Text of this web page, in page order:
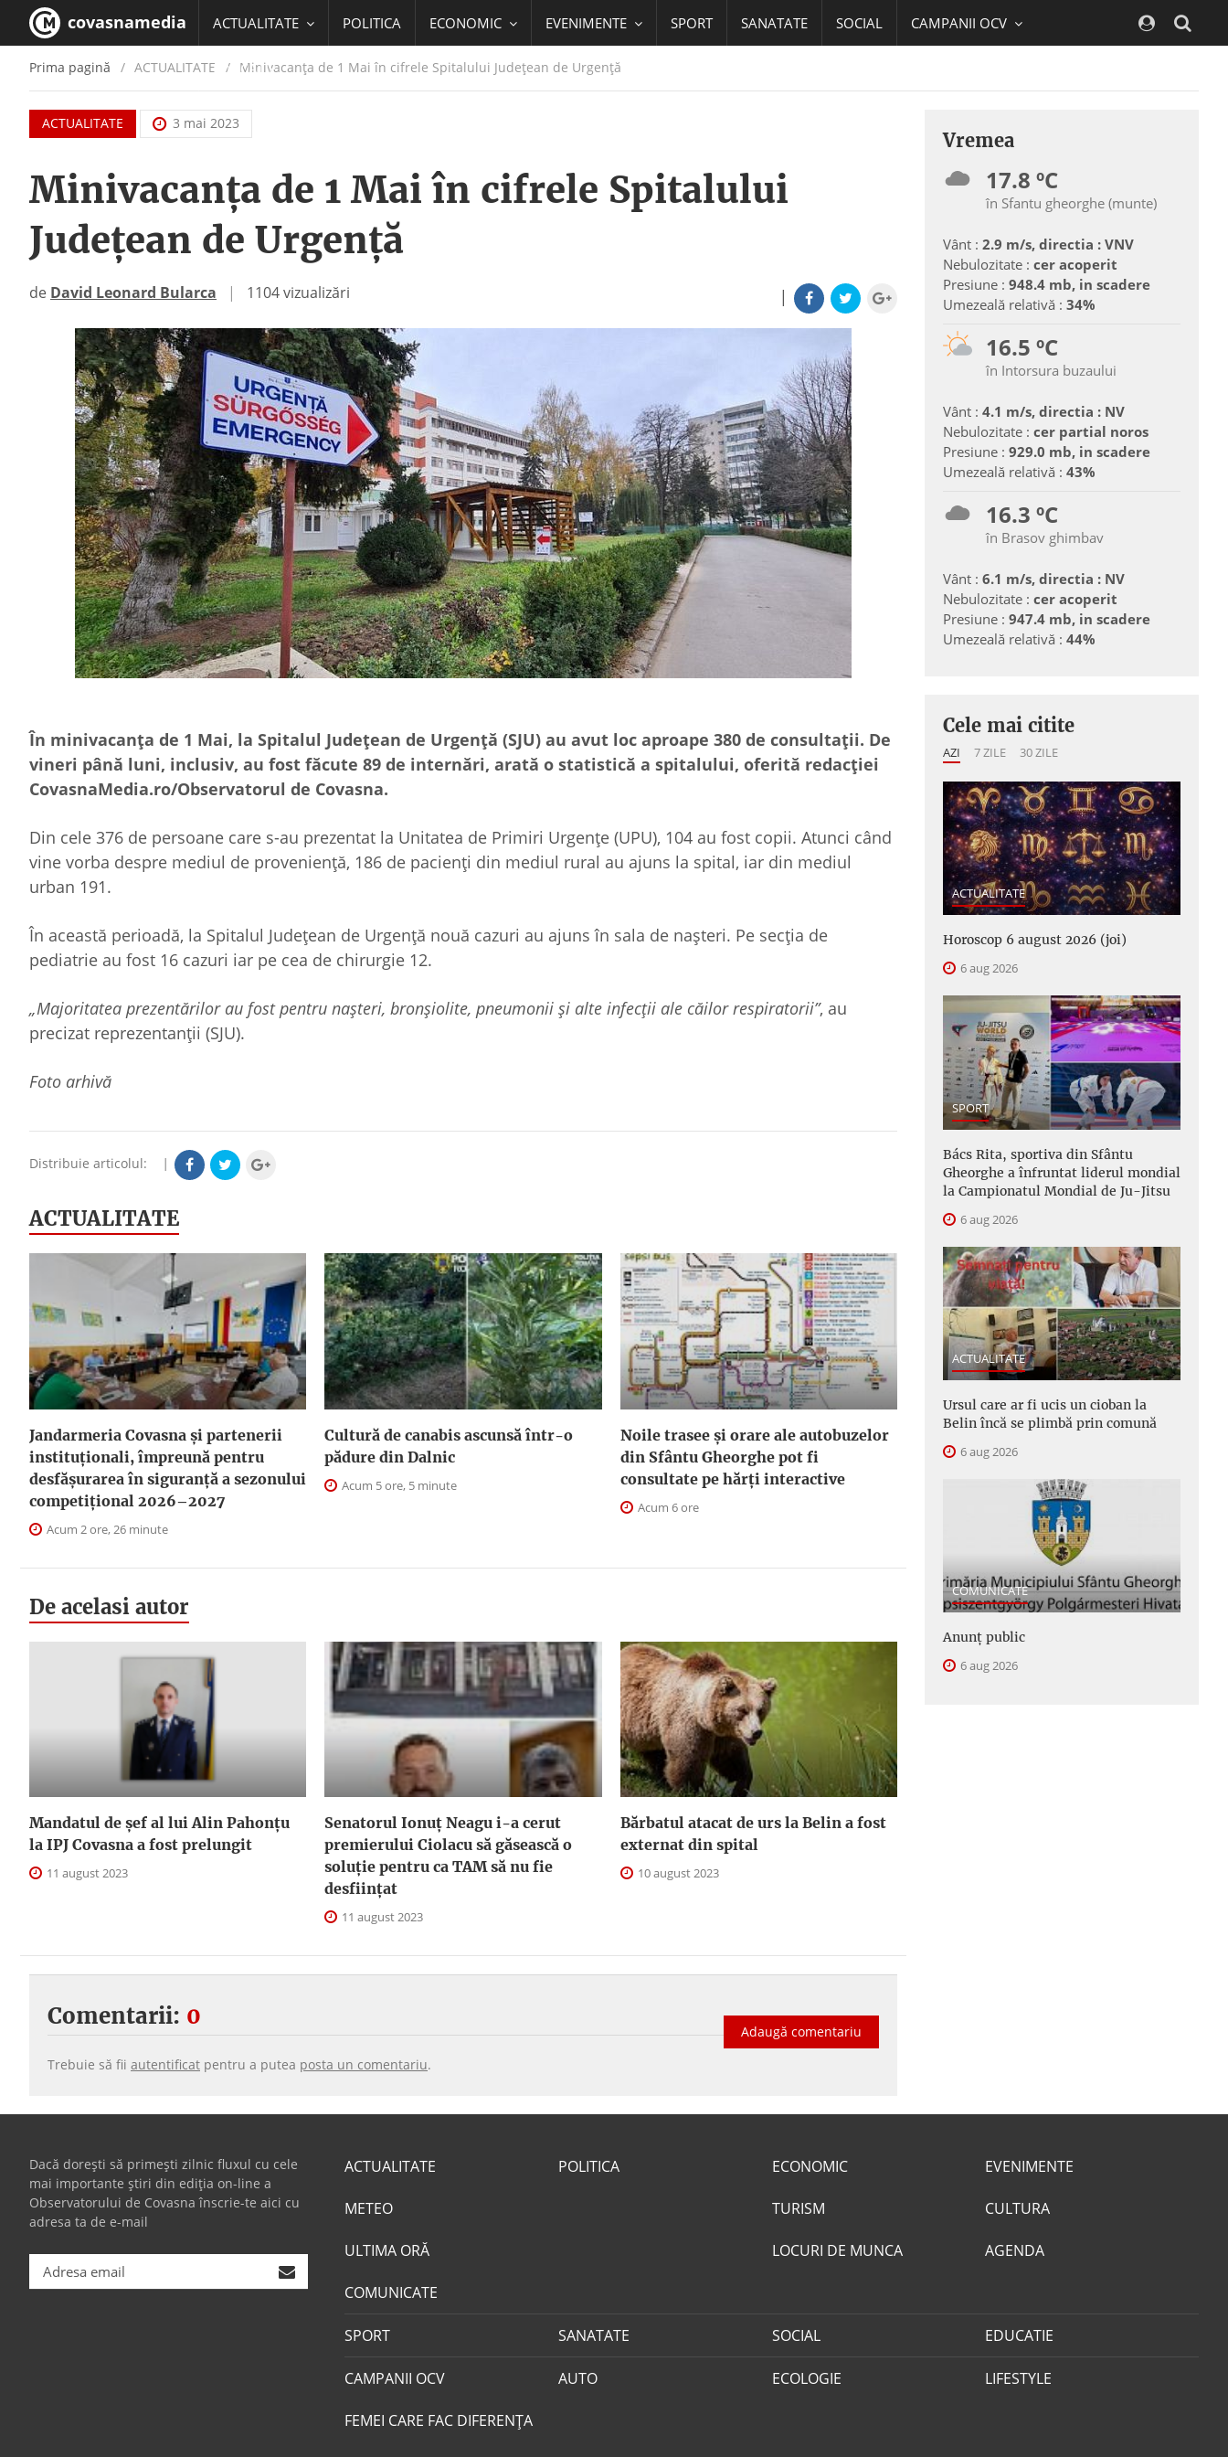
covasnamedia ACTUALITATE POLITICA ECONOMIC EVENIMENTE SPORT SANATATE SOCIAL CAMPANII OCV
EDUCATIE
Prima pagină ACTUALITATE / Minivacanța de 1 Mai în cifrele Spitalului Județean de Urgență
ACTUALITATE 3 mai 2023
Minivacanța de 1 Mai în cifrele Spitalului
Județean de Urgență
|
de David Leonard Bularca | 1104 vizualizări
În minivacanța de 1 Mai, la Spitalul Județean de Urgență (SJU) au avut loc aproape 380 de consultații. De
vineri până luni, inclusiv, au fost făcute 89 de internări, arată o statistică a spitalului, oferită redacției
CovasnaMedia.ro/Observatorul de Covasna.
Din cele 376 de persoane care s-au prezentat la Unitatea de Primiri Urgențe (UPU), 104 au fost copii. Atunci când
vine vorba despre mediul de proveniență, 186 de pacienți din mediul rural au ajuns la spital, iar din mediul
urban 191.
În această perioadă, la Spitalul Județean de Urgență nouă cazuri au ajuns în sala de nașteri. Pe secția de
pediatrie au fost 16 cazuri iar pe cea de chirurgie 12.
„Majoritatea prezentărilor au fost pentru nașteri, bronșiolite, pneumonii și alte infecții ale căilor respiratorii”, au
precizat reprezentanții (SJU).
Foto arhivă
Distribuie articolul: |
ACTUALITATE
Jandarmeria Covasna și partenerii
instituționali, împreună pentru
desfășurarea în siguranță a sezonului
competițional 2026–2027
Acum 2 ore, 26 minute
Cultură de canabis ascunsă într-o
pădure din Dalnic
Acum 5 ore, 5 minute
Noile trasee și orare ale autobuzelor
din Sfântu Gheorghe pot fi
consultate pe hărți interactive
Acum 6 ore
De acelasi autor
Mandatul de șef al lui Alin Pahonțu
la IPJ Covasna a fost prelungit
11 august 2023
Senatorul Ionuț Neagu i-a cerut
premierului Ciolacu să găsească o
soluție pentru ca TAM să nu fie
desființat
11 august 2023
Bărbatul atacat de urs la Belin a fost
externat din spital
10 august 2023
Comentarii: 0
Adaugă comentariu
Trebuie să fii autentificat pentru a putea posta un comentariu.
Vremea
17.8 ºC
în Sfantu gheorghe (munte)
Vânt : 2.9 m/s, directia : VNV
Nebulozitate : cer acoperit
Presiune : 948.4 mb, in scadere
Umezeală relativă : 34%
16.5 ºC
în Intorsura buzaului
Vânt : 4.1 m/s, directia : NV
Nebulozitate : cer partial noros
Presiune : 929.0 mb, in scadere
Umezeală relativă : 43%
16.3 ºC
în Brasov ghimbav
Vânt : 6.1 m/s, directia : NV
Nebulozitate : cer acoperit
Presiune : 947.4 mb, in scadere
Umezeală relativă : 44%
Cele mai citite
AZI 7 ZILE 30 ZILE
ACTUALITATE
Horoscop 6 august 2026 (joi)
6 aug 2026
SPORT
Bács Rita, sportiva din Sfântu
Gheorghe a înfruntat liderul mondial
la Campionatul Mondial de Ju-Jitsu
6 aug 2026
ACTUALITATE
Ursul care ar fi ucis un cioban la
Belin încă se plimbă prin comună
6 aug 2026
COMUNICATE
Anunţ public
6 aug 2026
Dacă dorești să primești zilnic fluxul cu cele
mai importante știri din ediția on-line a
Observatorului de Covasna înscrie-te aici cu
adresa ta de e-mail
ACTUALITATE
METEO
ULTIMA ORĂ
COMUNICATE
POLITICA ECONOMIC
TURISM
LOCURI DE MUNCA
EVENIMENTE
CULTURA
AGENDA
SPORT SANATATE SOCIAL EDUCATIE
CAMPANII OCV
FEMEI CARE FAC DIFERENȚA
AUTO ECOLOGIE LIFESTYLE